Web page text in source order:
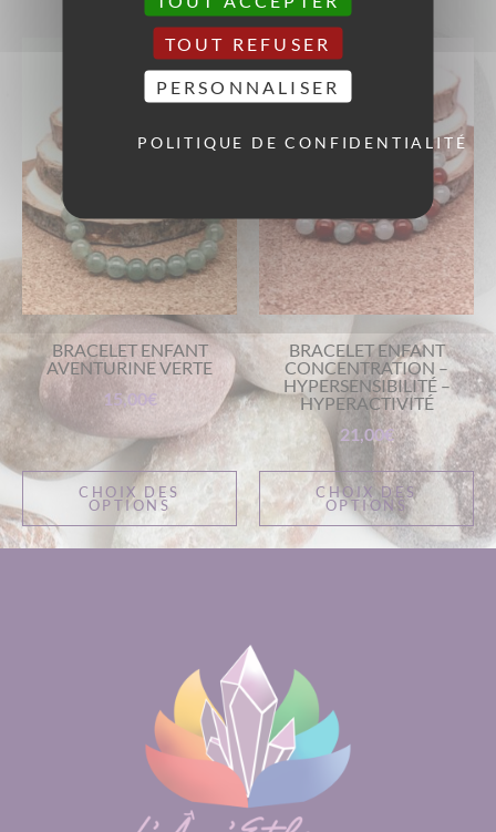
BRACELET ENFANT
AVENTURINE VERTE
15,00 €
CHOIX DES
OPTIONS
BRACELET ENFANT
CONCENTRATION –
HYPERSENSIBILITÉ –
HYPERACTIVITÉ
21,00€
CHOIX DES
OPTIONS
TOUT REFUSER
PERSONNALISER
POLITIQUE DE CONFIDENTIALITÉ